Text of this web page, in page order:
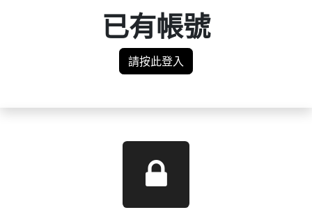
已有帳號
請按此登入